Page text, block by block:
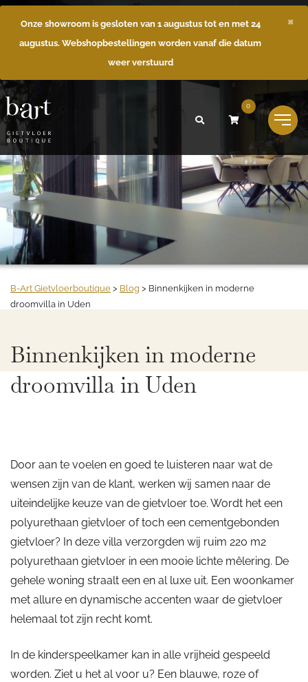
Onze showroom is gesloten van 1 augustus tot en met 24
augustus. Webshopbestellingen worden vanaf die datum
weer verstuurd
×
0
B-Art Gietvloerboutique > Blog > Binnenkijken in moderne
droomvilla in Uden
Binnenkijken in moderne
droomvilla in Uden
Door aan te voelen en goed te luisteren naar wat de
wensen zijn van de klant, werken wij samen naar de
uiteindelijke keuze van de gietvloer toe. Wordt het een
polyurethaan gietvloer of toch een cementgebonden
gietvloer? In deze villa verzorgden wij ruim 220 m2
polyurethaan gietvloer in een mooie lichte mêlering. De
gehele woning straalt een en al luxe uit. Een woonkamer
met allure en dynamische accenten waar de gietvloer
helemaal tot zijn recht komt.
In de kinderspeelkamer kan in alle vrijheid gespeeld
worden. Ziet u het al voor u? Een blauwe, roze of